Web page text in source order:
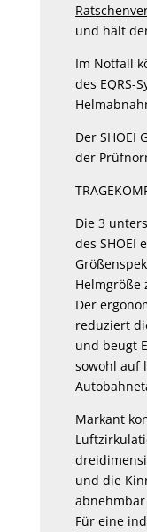
und hält
Im Notfall
des EQRS-
Der SHOEI
der
Die 3
des SHOEI
Helmgröße
Der
reduziert
und beugt
sowohl auf
Markant
und die
Für eine